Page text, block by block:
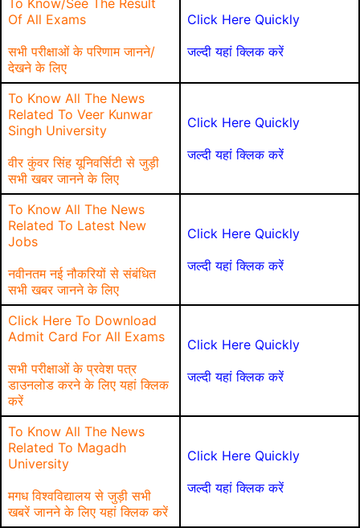
To Know/See The Result
Of All Exams
सभी परीक्षाओं के परिणाम जानने/
देखने के लिए
Click Here Quickly
जल्दी यहां क्लिक करें
To Know All The News
Related To Veer Kunwar
Singh University
वीर कुंवर सिंह यूनिवर्सिटी से जुड़ी
सभी खबर जानने के लिए
Click Here Quickly
जल्दी यहां क्लिक करें
To Know All The News
Related To Latest New
Jobs
नवीनतम नई नौकरियों से संबंधित
सभी खबर जानने के लिए
Click Here Quickly
जल्दी यहां क्लिक करें
Click Here To Download
Admit Card For All Exams
सभी परीक्षाओं के प्रवेश पत्र
डाउनलोड करने के लिए यहां क्लिक
करें
Click Here Quickly
जल्दी यहां क्लिक करें
To Know All The News
Related To Magadh
University
मगध विश्वविद्यालय से जुड़ी सभी
खबरें जानने के लिए यहां क्लिक करें
Click Here Quickly
जल्दी यहां क्लिक करें